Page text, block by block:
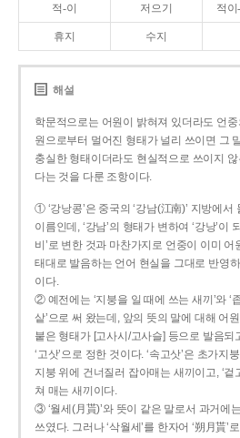
적-이 저으기 적이
휴지 수지
해설
학문적으로는 어원이 밝혀져 있더라도 언
원으로부터 멀어진 형태가 널리 쓰이면 그
충실한 형태이더라도 현실적으로 쓰이지
다는 것을 다룬 조항이다.
① ‘강낭콩’은 중국의 ‘강남(江南)’ 지방에
이름인데, ‘강남’의 형태가 변하여 ‘강낭’이
비’로 변한 것과 마찬가지로 언중이 이미 어
태대로 발음하는 언어 현실을 그대로 반영하
이다.
② 예전에는 ‘지붕을 일 때에 쓰는 새끼’와 ‘
샅’으로 써 왔는데, 앞의 뜻의 말에 대해 어
붙은 형태가 [고사시/고사슬] 등으로 발음되
‘고삿’으로 정한 것이다. ‘속고삿’은 초가지
지붕 위에 건너질러 잡아매는 새끼이고, ‘겉
쳐 매는 새끼이다.
③ ‘월세(月貰)’와 뜻이 같은 말로서 과거에는
쓰였다. 그러나 ‘삭월세’를 한자어 ‘朔月貰’